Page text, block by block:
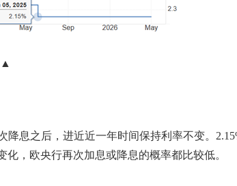
▲
降息之后，进近近一年时间保持利率不变。
，欧央行再次加息或降息的概率都比较低。